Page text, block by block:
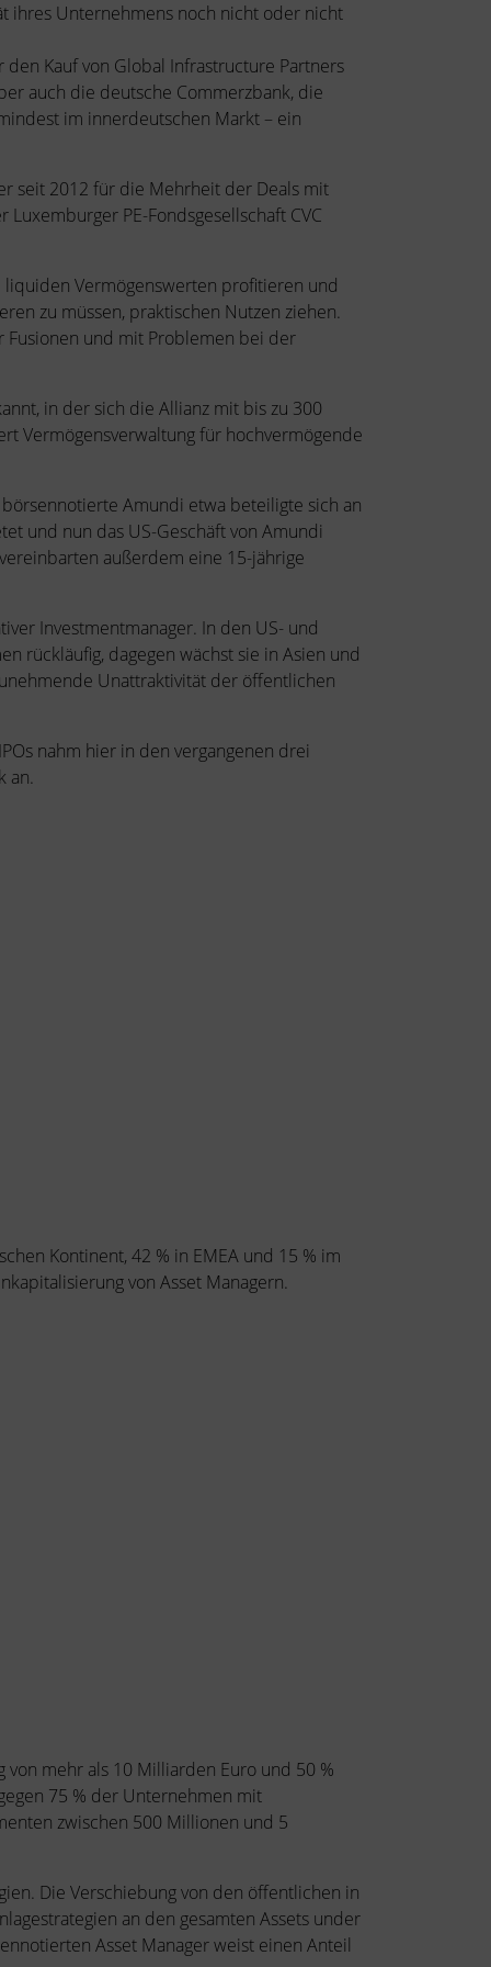
ihres Unternehmens noch nicht oder nicht
Kauf von Global Infrastructure Partners
auch die deutsche Commerzbank, die
im innerdeutschen Markt – ein
seit 2012 für die Mehrheit der Deals mit
PE-Fondsgesellschaft CVC
Vermögenswerten profitieren und
zu müssen, praktischen Nutzen ziehen.
Fusionen und mit Problemen bei der
in der sich die Allianz mit bis zu 300
Vermögensverwaltung für hochvermögende
Amundi etwa beteiligte sich an
und nun das US-Geschäft von Amundi
außerdem eine 15-jährige
Investmentmanager. In den US- und
rückläufig, dagegen wächst sie in Asien und
Unattraktivität der öffentlichen
nahm hier in den vergangenen drei
an.
Kontinent, 42 % in EMEA und 15 % im
von Asset Managern.
mehr als 10 Milliarden Euro und 50 %
75 % der Unternehmen mit
zwischen 500 Millionen und 5
Die Verschiebung von den öffentlichen in
an den gesamten Assets under
Asset Manager weist einen Anteil